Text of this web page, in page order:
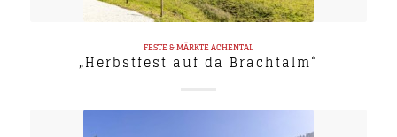
FESTE & MÄRKTEACHENTAL
„Herbstfest auf da Brachtalm“